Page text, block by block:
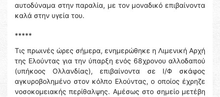
αυτοδύναμα στην παραλία, με τον μοναδικό επιβαίνοντα
καλά στην υγεία του.
*****
Τις πρωινές ώρες σήμερα, ενημερώθηκε η Λιμενική Αρχή
της Ελούντας για την ύπαρξη ενός 68χρονου αλλοδαπού
(υπήκοος Ολλανδίας), επιβαίνοντα σε Ι/Φ σκάφος
αγκυροβολημένο στον κόλπο Ελούντας, ο οποίος έχρηζε
νοσοκομειακής περίθαλψης. Αμέσως στο σημείο μετέβη